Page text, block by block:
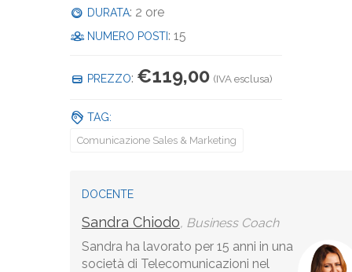
DURATA: 2 ore
NUMERO POSTI : 15
PREZZO: €119,00 (IVA esclusa)
TAG:
Comunicazione Sales & Marketing
DOCENTE
Sandra Chiodo, Business Coach
Sandra ha lavorato per 15 anni in una
società di Telecomunicazioni nel